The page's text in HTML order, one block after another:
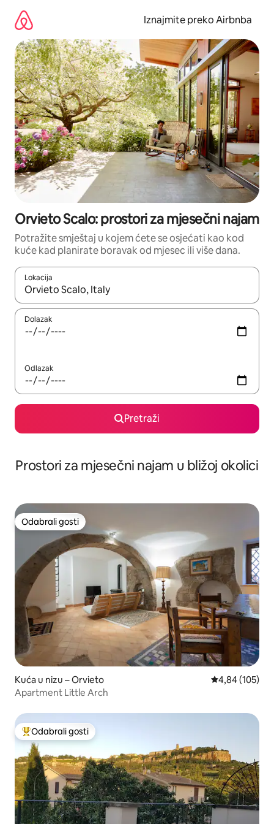
sadržaj
Iznajmite preko Airbnba
Orvieto Scalo: prostori za mjesečni najam
Potražite smještaj u kojem ćete se osjećati kao kod
kuće kad planirate boravak od mjesec ili više dana.
Lokacija
Kada budu dostupni rezultati, moći ćete ih pregledati
Dolazak
Odlazak
Pretraži
Prostori za mjesečni najam u bližoj okolici
Odabrali gosti
Odabrali gosti
Kuća u nizu – Orvieto Prosječna
4,84 (105)
Apartment Little Arch
Među najviše rangiranima s oznakom „Odabrali gosti”
Odabrali gosti